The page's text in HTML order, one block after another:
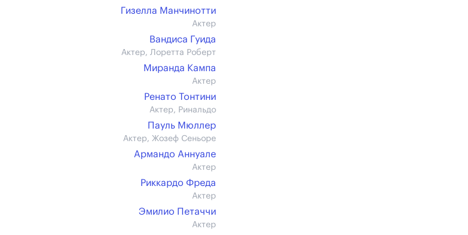
Гизелла Манчинотти
Актер
Вандиса Гуида
Актер, Лоретта Роберт
Миранда Кампа
Актер
Ренато Тонтини
Актер, Ринальдо
Пауль Мюллер
Актер, Жозеф Сеньоре
Армандо Аннуале
Актер
Риккардо Фреда
Актер
Эмилио Петаччи
Актер